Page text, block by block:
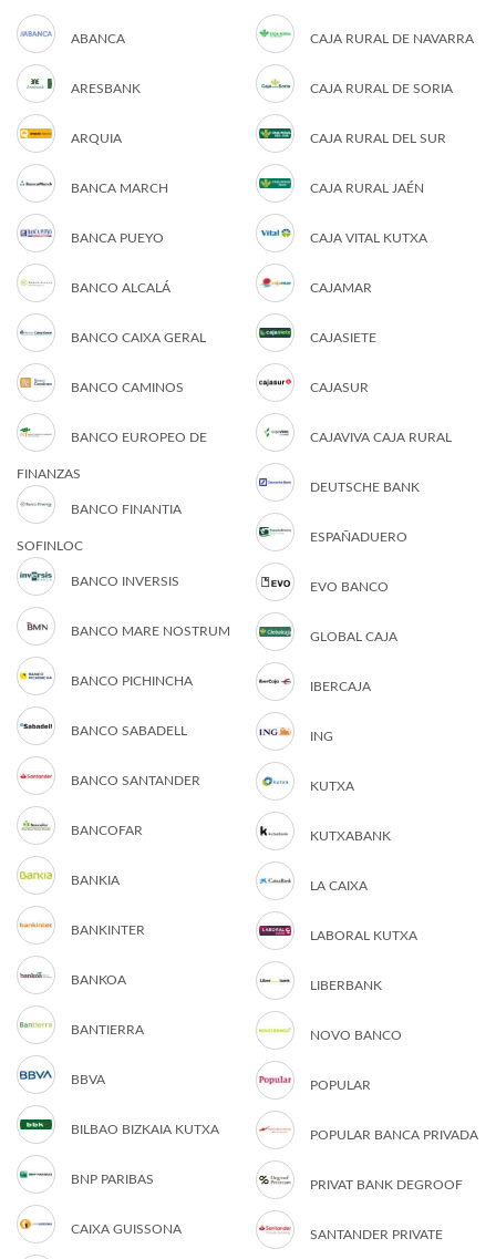
ABANCA
ARESBANK
ARQUIA
BANCA MARCH
BANCA PUEYO
BANCO ALCALÁ
BANCO CAIXA GERAL
BANCO CAMINOS
BANCO EUROPEO DE
FINANZAS
BANCO FINANTIA
SOFINLOC
BANCO INVERSIS
BANCO MARE NOSTRUM
BANCO PICHINCHA
BANCO SABADELL
BANCO SANTANDER
BANCOFAR
BANKIA
BANKINTER
BANKOA
BANTIERRA
BBVA
BILBAO BIZKAIA KUTXA
BNP PARIBAS
CAIXA GUISSONA
CAJA RURAL DE NAVARRA
CAJA RURAL DE SORIA
CAJA RURAL DEL SUR
CAJA RURAL JAÉN
CAJA VITAL KUTXA
CAJAMAR
CAJASIETE
CAJASUR
CAJAVIVA CAJA RURAL
DEUTSCHE BANK
ESPAÑADUERO
EVO BANCO
GLOBAL CAJA
IBERCAJA
ING
KUTXA
KUTXABANK
LA CAIXA
LABORAL KUTXA
LIBERBANK
NOVO BANCO
POPULAR
POPULAR BANCA PRIVADA
PRIVAT BANK DEGROOF
SANTANDER PRIVATE